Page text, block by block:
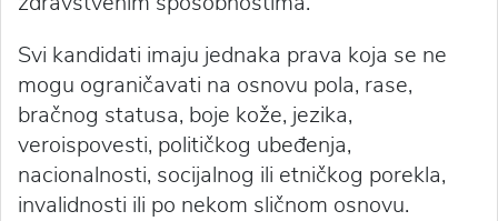
Svi kandidati imaju jednaka prava koja se ne
mogu ograničavati na osnovu pola, rase,
bračnog statusa, boje kože, jezika,
veroispovesti, političkog ubeđenja,
nacionalnosti, socijalnog ili etničkog porekla,
invalidnosti ili po nekom sličnom osnovu.